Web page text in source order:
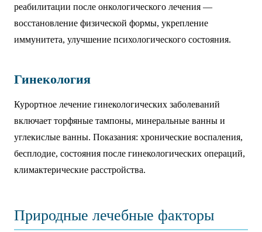
реабилитации после онкологического лечения —
восстановление физической формы, укрепление
иммунитета, улучшение психологического состояния.
Гинекология
Курортное лечение гинекологических заболеваний
включает торфяные тампоны, минеральные ванны и
углекислые ванны. Показания: хронические воспаления,
бесплодие, состояния после гинекологических операций,
климактерические расстройства.
Природные лечебные факторы